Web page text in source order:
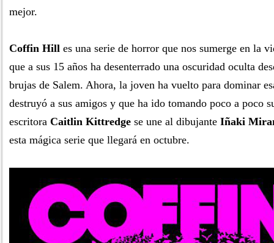
mejor.
Coffin Hill es una serie de horror que nos sumerge en la
que a sus 15 años ha desenterrado una oscuridad oculta
brujas de Salem. Ahora, la joven ha vuelto para dominar
destruyó a sus amigos y que ha ido tomando poco a poco
escritora Caitlin Kittredge se une al dibujante Iñaki
esta mágica serie que llegará en octubre.